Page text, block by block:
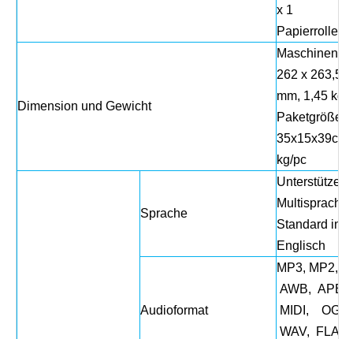
x 1
Papierrolle x
Dimension und Gewicht
262 x 263,5
mm, 1,45 kg/
Paketgröße:
kg/pc
Sprache
Unterstützen
Standard in
Englisch
Audioformat
MP3, MP2,
AWB, APE,
MIDI, OGG,
WAV, FLAC,